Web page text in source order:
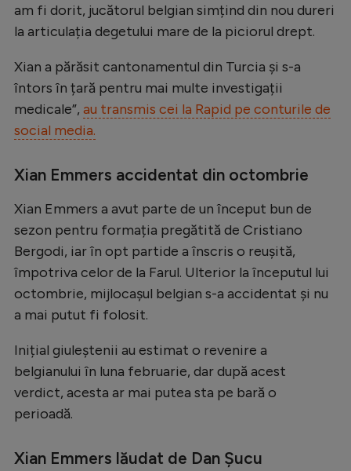
EURO 2024
Formula 1
Gimnastică
Auto
Ciclism
Alte sporturi
JO 2026
am fi dorit, jucătorul belgian simțind din nou dureri
la articulația degetului mare de la piciorul drept.
Xian a părăsit cantonamentul din Turcia și s-a
întors în țară pentru mai multe investigații
medicale”, au transmis cei la Rapid pe conturile de
social media.
Xian Emmers accidentat din octombrie
Xian Emmers a avut parte de un început bun de
sezon pentru formația pregătită de Cristiano
Bergodi, iar în opt partide a înscris o reușită,
împotriva celor de la Farul. Ulterior la începutul lui
octombrie, mijlocașul belgian s-a accidentat și nu
a mai putut fi folosit.
Inițial giuleștenii au estimat o revenire a
belgianului în luna februarie, dar după acest
verdict, acesta ar mai putea sta pe bară o
perioadă.
Xian Emmers lăudat de Dan Șucu